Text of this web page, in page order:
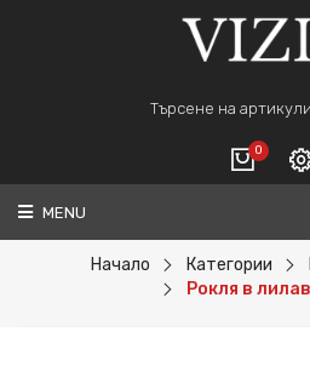
0
ВАШАТА КОЛИЧКА
MENU
Начало Категории
Рокля в